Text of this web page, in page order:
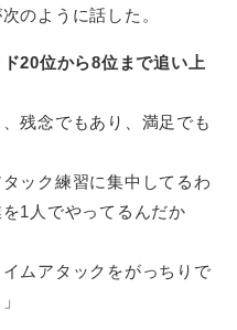
次のように話した。
20位から8位まで追い上
残念でもあり、満足でも
ック練習に集中してるわ
1人でやってるんだか
ムアタックをがっちりで